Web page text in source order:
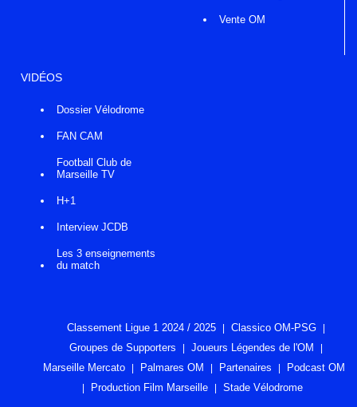
Vente OM
VIDÉOS
Dossier Vélodrome
FAN CAM
Football Club de
Marseille TV
H+1
Interview JCDB
Les 3 enseignements
du match
Classement Ligue 1 2024 / 2025
Classico OM-PSG
Groupes de Supporters
Joueurs Légendes de l'OM
Marseille Mercato
Palmares OM Partenaires
Podcast OM
Production Film Marseille
Stade Vélodrome